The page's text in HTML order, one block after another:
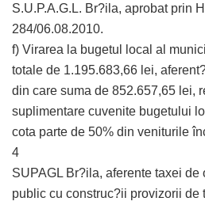
S.U.P.A.G.L. Br?ila, aprobat prin
284/06.08.2010.
f) Virarea la bugetul local al
totale de 1.195.683,66 lei,
din care suma de 852.657,65 lei,
suplimentare cuvenite bugetului
cota parte de 50% din veniturile
4
SUPAGL Br?ila, aferente taxei
public cu construc?ii provizorii de